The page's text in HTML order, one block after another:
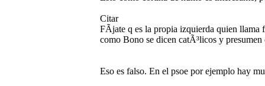
Citar
FÃ­jate q es la propia izquierda quien llama
como Bono se dicen catÃ³licos y
Eso es falso. En el psoe por ejemplo hay